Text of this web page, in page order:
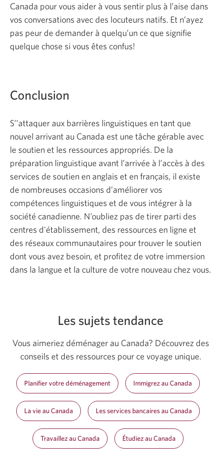
Canada pour vous aider à vous sentir plus à l’aise dans
vos conversations avec des locuteurs natifs. Et n’ayez
pas peur de demander à quelqu’un ce que signifie
quelque chose si vous êtes confus!
Conclusion
S’’attaquer aux barrières linguistiques en tant que
nouvel arrivant au Canada est une tâche gérable avec
le soutien et les ressources appropriés. De la
préparation linguistique avant l’arrivée à l’accès à des
services de soutien en anglais et en français, il existe
de nombreuses occasions d’améliorer vos
compétences linguistiques et de vous intégrer à la
société canadienne. N’oubliez pas de tirer parti des
centres d'établissement, des ressources en ligne et
des réseaux communautaires pour trouver le soutien
dont vous avez besoin, et profitez de votre immersion
dans la langue et la culture de votre nouveau chez vous.
Les sujets tendance
Vous aimeriez déménager au Canada? Découvrez des
conseils et des ressources pour ce voyage unique.
Planifier votre déménagement Immigrez au Canada
La vie au Canada Les services bancaires au Canada
Travaillez au Canada Étudiez au Canada